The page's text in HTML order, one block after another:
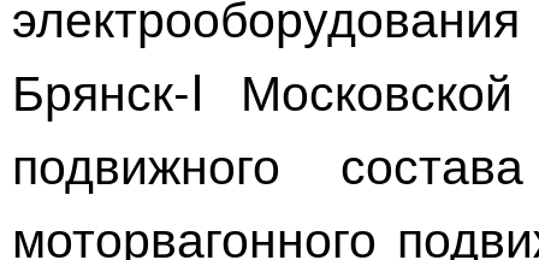
Брянск-I
подвижного
моторвагонного